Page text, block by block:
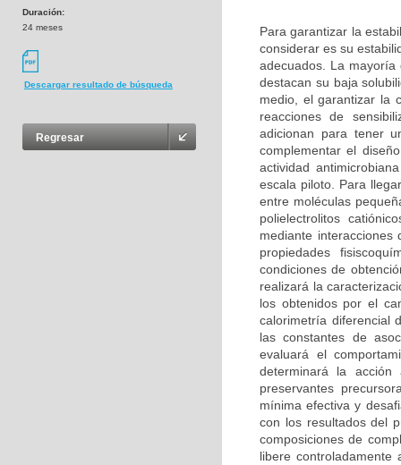
Duración:
24 meses
Descargar resultado de búsqueda
Regresar
Para garantizar la
considerar es su
adecuados. La mayoría
destacan su baja
medio, el garantizar la
reacciones de
adicionan para tener
complementar el
actividad
escala piloto. Para
entre moléculas
polielectrolitos
mediante interacciones
propiedades
condiciones de
realizará la
los obtenidos por el
calorimetría diferencial
las constantes de
evaluará el
determinará la acción
preservantes
mínima efectiva y
con los resultados del
composiciones de
libere controladamente